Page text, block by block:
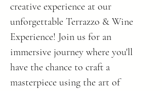
creative experience at our
unforgettable Terrazzo & Wine
Experience! Join us for an
immersive journey where you'll
have the chance to craft a
masterpiece using the art of